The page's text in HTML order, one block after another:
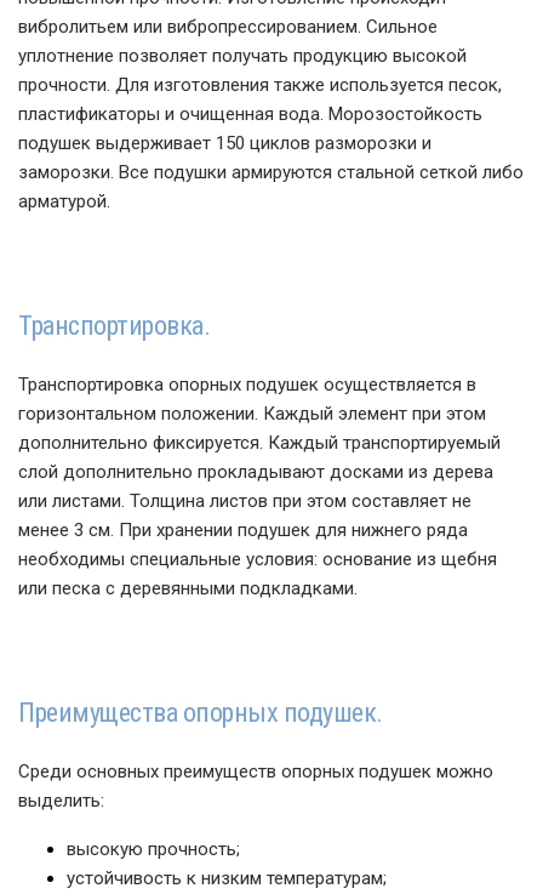
вибролитьем или вибропрессированием. Сильное
уплотнение позволяет получать продукцию высокой
прочности. Для изготовления также используется песок,
пластификаторы и очищенная вода. Морозостойкость
подушек выдерживает 150 циклов разморозки и
заморозки. Все подушки армируются стальной сеткой либо
арматурой.
Транспортировка.
Транспортировка опорных подушек осуществляется в
горизонтальном положении. Каждый элемент при этом
дополнительно фиксируется. Каждый транспортируемый
слой дополнительно прокладывают досками из дерева
или листами. Толщина листов при этом составляет не
менее 3 см. При хранении подушек для нижнего ряда
необходимы специальные условия: основание из щебня
или песка с деревянными подкладками.
Преимущества опорных подушек.
Среди основных преимуществ опорных подушек можно
выделить:
высокую прочность;
устойчивость к низким температурам;